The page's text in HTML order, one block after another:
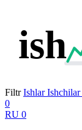
ish
Filtr Ishlar Ishchilar
0
RU 0